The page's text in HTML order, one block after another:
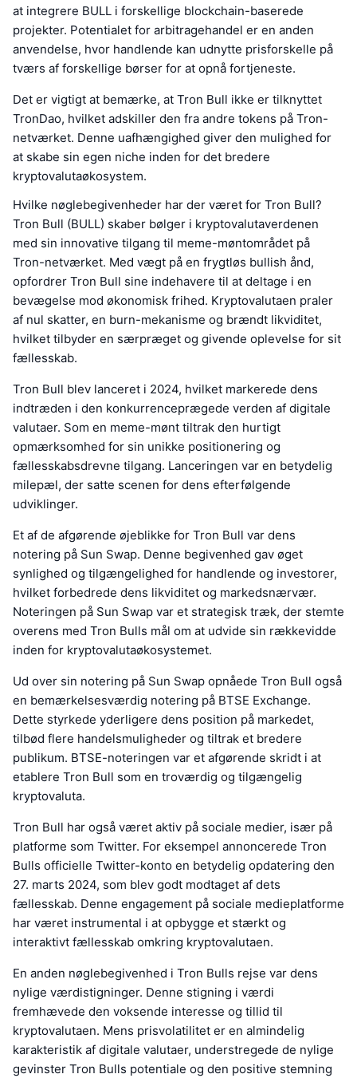
at integrere BULL i forskellige blockchain-baserede
projekter. Potentialet for arbitragehandel er en anden
anvendelse, hvor handlende kan udnytte prisforskelle på
tværs af forskellige børser for at opnå fortjeneste.
Det er vigtigt at bemærke, at Tron Bull ikke er tilknyttet
TronDao, hvilket adskiller den fra andre tokens på Tron-
netværket. Denne uafhængighed giver den mulighed for
at skabe sin egen niche inden for det bredere
kryptovalutaøkosystem.
Hvilke nøglebegivenheder har der været for Tron Bull?
Tron Bull (BULL) skaber bølger i kryptovalutaverdenen
med sin innovative tilgang til meme-møntområdet på
Tron-netværket. Med vægt på en frygtløs bullish ånd,
opfordrer Tron Bull sine indehavere til at deltage i en
bevægelse mod økonomisk frihed. Kryptovalutaen praler
af nul skatter, en burn-mekanisme og brændt likviditet,
hvilket tilbyder en særpræget og givende oplevelse for sit
fællesskab.
Tron Bull blev lanceret i 2024, hvilket markerede dens
indtræden i den konkurrenceprægede verden af digitale
valutaer. Som en meme-mønt tiltrak den hurtigt
opmærksomhed for sin unikke positionering og
fællesskabsdrevne tilgang. Lanceringen var en betydelig
milepæl, der satte scenen for dens efterfølgende
udviklinger.
Et af de afgørende øjeblikke for Tron Bull var dens
notering på Sun Swap. Denne begivenhed gav øget
synlighed og tilgængelighed for handlende og investorer,
hvilket forbedrede dens likviditet og markedsnærvær.
Noteringen på Sun Swap var et strategisk træk, der stemte
overens med Tron Bulls mål om at udvide sin rækkevidde
inden for kryptovalutaøkosystemet.
Ud over sin notering på Sun Swap opnåede Tron Bull også
en bemærkelsesværdig notering på BTSE Exchange.
Dette styrkede yderligere dens position på markedet,
tilbød flere handelsmuligheder og tiltrak et bredere
publikum. BTSE-noteringen var et afgørende skridt i at
etablere Tron Bull som en troværdig og tilgængelig
kryptovaluta.
Tron Bull har også været aktiv på sociale medier, især på
platforme som Twitter. For eksempel annoncerede Tron
Bulls officielle Twitter-konto en betydelig opdatering den
27. marts 2024, som blev godt modtaget af dets
fællesskab. Denne engagement på sociale medieplatforme
har været instrumental i at opbygge et stærkt og
interaktivt fællesskab omkring kryptovalutaen.
En anden nøglebegivenhed i Tron Bulls rejse var dens
nylige værdistigninger. Denne stigning i værdi
fremhævede den voksende interesse og tillid til
kryptovalutaen. Mens prisvolatilitet er en almindelig
karakteristik af digitale valutaer, understregede de nylige
gevinster Tron Bulls potentiale og den positive stemning